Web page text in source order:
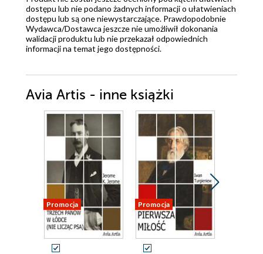
dostępu lub nie podano żadnych informacji o ułatwieniach
dostępu lub są one niewystarczające. Prawdopodobnie
Wydawca/Dostawca jeszcze nie umożliwił dokonania
walidacji produktu lub nie przekazał odpowiednich
informacji na temat jego dostępności.
Avia Artis - inne książki
Promocja Promocja